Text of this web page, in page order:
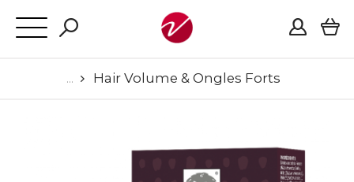
Hair Volume & Ongles Forts